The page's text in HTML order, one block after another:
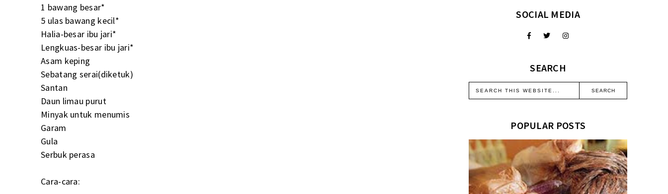
1 bawang besar*
5 ulas bawang kecil*
Halia-besar ibu jari*
Lengkuas-besar ibu jari*
Asam keping
Sebatang serai(diketuk)
Santan
Daun limau purut
Minyak untuk menumis
Garam
Gula
Serbuk perasa
Cara-cara:
SOCIAL MEDIA
SEARCH
POPULAR POSTS